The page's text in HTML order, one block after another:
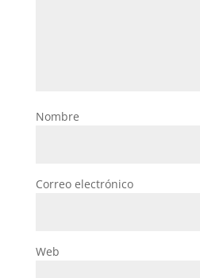
Nombre
Correo electrónico
Web